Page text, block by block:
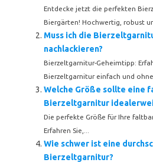
Entdecke jetzt die perfekten
Biergärten! Hochwertig, robust
Muss ich die
nachlackieren?
Bierzeltgarnitur-Geheimtipp:
Bierzeltgarnitur einfach und
Welche Größe sollte eine
Bierzeltgarnitur
Die perfekte Größe für Ihre
Erfahren Sie,...
Wie schwer ist eine
Bierzeltgarnitur?